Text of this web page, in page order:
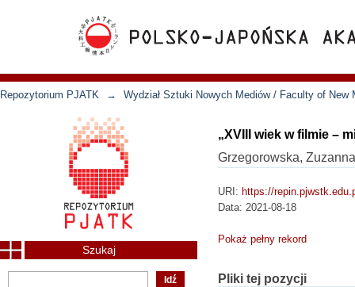
Repozytorium PJATK → Wydział Sztuki Nowych Mediów / Faculty of New
„XVIII wiek w filmie –
Grzegorowska, Zuzanna
URI: https://
Data: 2021-08-18
Pokaż pełny rekord
Pliki tej pozycji
Szukaj